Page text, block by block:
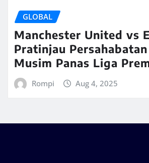
GLOBAL
Manchester United vs
Pratinjau
Musim Panas Liga
Rompi Aug 4, 2025